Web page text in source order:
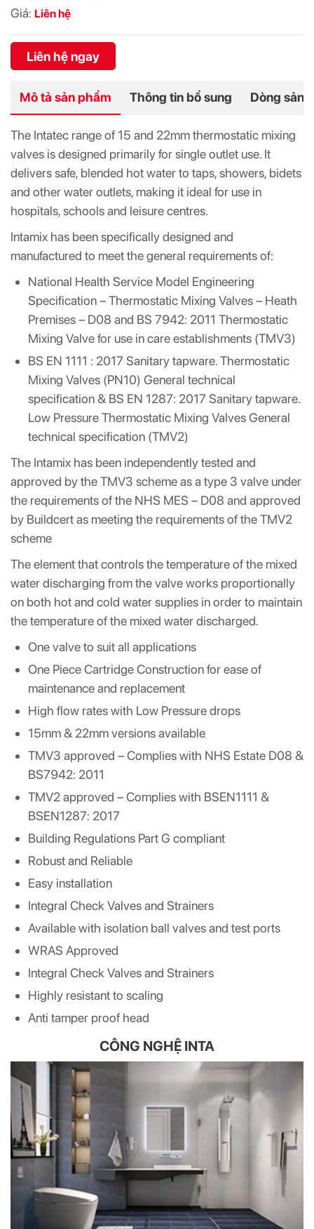
Giá: Liên hệ
Liên hệ ngay
Mô tả sản phẩm Thông tin bổ sung Dòng sản
The Intatec range of 15 and 22mm thermostatic mixing
valves is designed primarily for single outlet use. It
delivers safe, blended hot water to taps, showers, bidets
and other water outlets, making it ideal for use in
hospitals, schools and leisure centres.
Intamix has been specifically designed and
manufactured to meet the general requirements of:
National Health Service Model Engineering
Specification – Thermostatic Mixing Valves – Heath
Premises – D08 and BS 7942: 2011 Thermostatic
Mixing Valve for use in care establishments (TMV3)
BS EN 1111 : 2017 Sanitary tapware. Thermostatic
Mixing Valves (PN10) General technical
specification & BS EN 1287: 2017 Sanitary tapware.
Low Pressure Thermostatic Mixing Valves General
technical specification (TMV2)
The Intamix has been independently tested and
approved by the TMV3 scheme as a type 3 valve under
the requirements of the NHS MES – D08 and approved
by Buildcert as meeting the requirements of the TMV2
scheme
The element that controls the temperature of the mixed
water discharging from the valve works proportionally
on both hot and cold water supplies in order to maintain
the temperature of the mixed water discharged.
One valve to suit all applications
One Piece Cartridge Construction for ease of
maintenance and replacement
High flow rates with Low Pressure drops
15mm & 22mm versions available
TMV3 approved – Complies with NHS Estate D08 &
BS7942: 2011
TMV2 approved – Complies with BSEN1111 &
BSEN1287: 2017
Building Regulations Part G compliant
Robust and Reliable
Easy installation
Integral Check Valves and Strainers
Available with isolation ball valves and test ports
WRAS Approved
Integral Check Valves and Strainers
Highly resistant to scaling
Anti tamper proof head
CÔNG NGHỆ INTA